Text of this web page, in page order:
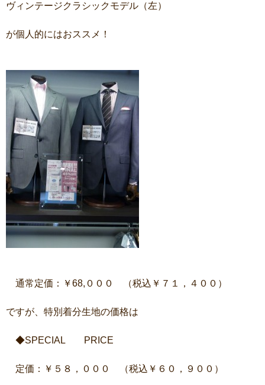
ヴィンテージクラシックモデル（左）
が個人的にはおススメ！
通常定価：￥68,０００ （税込￥７１，４００）
ですが、特別着分生地の価格は
◆SPECIAL PRICE
定価：￥５８，０００ （税込￥６０，９００）